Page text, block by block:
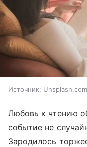
Источник: Unsplash.com
Любовь к чтению
событие не
Зародилось